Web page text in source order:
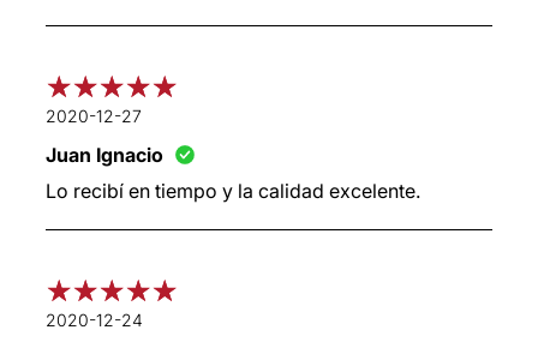
2020-12-27
Juan Ignacio
Lo recibí en tiempo y la calidad excelente.
2020-12-24